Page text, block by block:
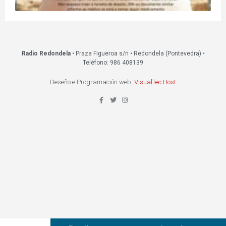
Radio Redondela• Praza Figueroa s/n • Redondela (Pontevedra) •
Teléfono: 986 408139
Deseño e Programación web: VisualTec Host